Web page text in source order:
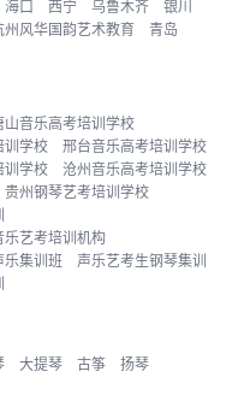
海口 西宁 乌鲁木齐
银川
州风华国韵艺术教育
青岛
山音乐高考培训学校
训学校
邢台音乐高考培训学校
训学校
沧州音乐高考培训学校
贵州钢琴艺考培训学校
乐艺考培训机构
乐集训班
声乐艺考生钢琴集训
大提琴 古筝 扬琴